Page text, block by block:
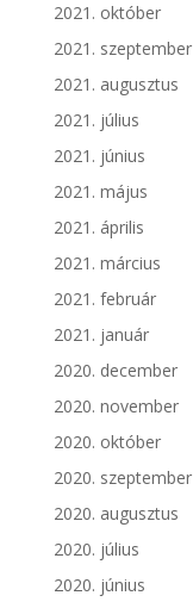
2021. október
2021. szeptember
2021. augusztus
2021. július
2021. június
2021. május
2021. április
2021. március
2021. február
2021. január
2020. december
2020. november
2020. október
2020. szeptember
2020. augusztus
2020. július
2020. június